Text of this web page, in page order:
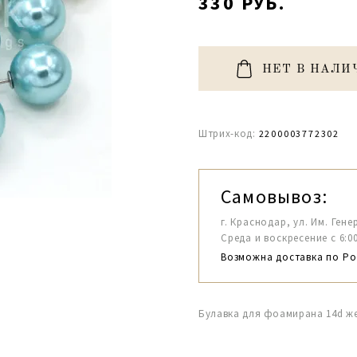
НЕТ В
Штрих-код: 2200003772302
Самовывоз:
г. Краснодар, ул. Им.
Среда и воскресение с
Возможна доставка по
Булавка для фоамирана 14d